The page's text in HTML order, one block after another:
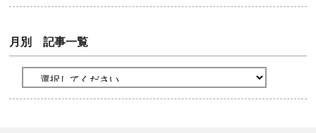
月別 記事一覧